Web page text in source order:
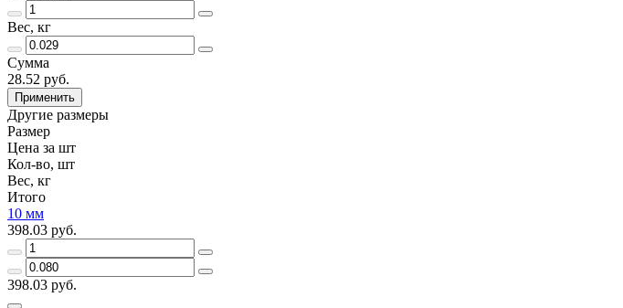
Вес, кг
Сумма
28.52 руб.
Применить
Другие размеры
Размер
Цена за шт
Кол-во, шт
Вес, кг
Итого
10 мм
398.03 руб.
398.03 руб.